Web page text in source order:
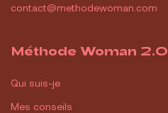
contact@methodewoman.com
Méthode Woman 2.0
Qui suis-je
Mes conseils